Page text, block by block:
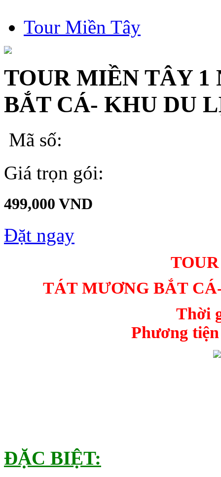
Tour Miền Tây
TOUR MIỀN TÂY 1
BẮT CÁ- KHU DU
Mã số:
Giá trọn gói:
499,000 VND
Đặt ngay
TÁT MƯƠNG BẮT
Thời
Phương
ĐẶC BIỆT: